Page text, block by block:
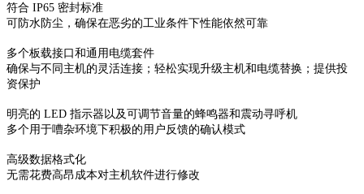
符合 IP65 密封标准
可防水防尘，确保在恶劣的工业条件下性能依然可靠
多个板载接口和通用电缆套件
确保与不同主机的灵活连接；轻松实现升级主机和电缆替换；提供投
资保护
明亮的 LED 指示器以及可调节音量的蜂鸣器和震动寻呼机
多个用于嘈杂环境下积极的用户反馈的确认模式
高级数据格式化
无需花费高昂成本对主机软件进行修改